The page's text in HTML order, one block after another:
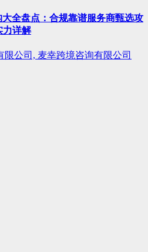
全盘点：合规靠谱服务商甄选攻
力详解
限公司, 麦幸跨境咨询有限公司